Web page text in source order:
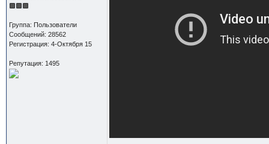
Группа: Пользователи
Сообщений: 28562
Регистрация: 4-Октября 15
Репутация: 1495